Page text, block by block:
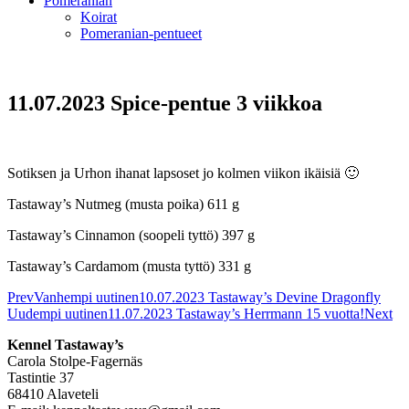
Koirat
Pomeranian-pentueet
11.07.2023 Spice-pentue 3 viikkoa
Sotiksen ja Urhon ihanat lapsoset jo kolmen viikon ikäisiä 🙂
Tastaway’s Nutmeg (musta poika) 611 g
Tastaway’s Cinnamon (soopeli tyttö) 397 g
Tastaway’s Cardamom (musta tyttö) 331 g
PrevVanhempi uutinen10.07.2023 Tastaway’s Devine Dragonfly
Uudempi uutinen11.07.2023 Tastaway’s Herrmann 15 vuotta!Next
Kennel Tastaway’s
Carola Stolpe-Fagernäs
Tastintie 37
68410 Alaveteli